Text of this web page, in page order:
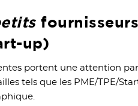
fournisseurs
up)
portent une attention
tels que les PME/TPE/